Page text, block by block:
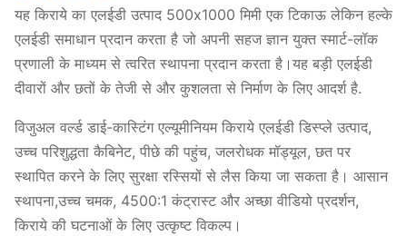
यह किराये का एलईडी उत्पाद 500x1000 मिमी एक टिकाऊ लेकिन हल्के
एलईडी समाधान प्रदान करता है जो अपनी सहज ज्ञान युक्त स्मार्ट-लॉक
प्रणाली के माध्यम से त्वरित स्थापना प्रदान करता है।यह बड़ी एलईडी
दीवारों और छतों के तेजी से और कुशलता से निर्माण के लिए आदर्श है.
विजुअल वर्ल्ड डाई-कास्टिंग एल्यूमीनियम किराये एलईडी डिस्प्ले उत्पाद,
उच्च परिशुद्धता कैबिनेट, पीछे की पहुंच, जलरोधक मॉड्यूल, छत पर
स्थापित करने के लिए सुरक्षा रस्सियों से लैस किया जा सकता है। आसान
स्थापना,उच्च चमक, 4500:1 कंट्रास्ट और अच्छा वीडियो प्रदर्शन,
किराये की घटनाओं के लिए उत्कृष्ट विकल्प।